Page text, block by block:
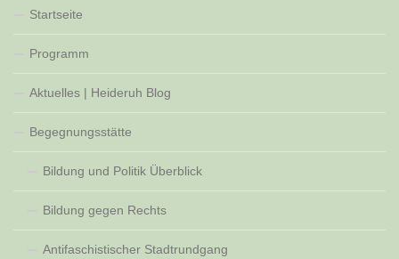
Startseite
Programm
Aktuelles | Heideruh Blog
Begegnungsstätte
Bildung und Politik Überblick
Bildung gegen Rechts
Antifaschistischer Stadtrundgang